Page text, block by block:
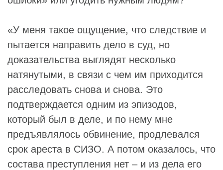
«У меня такое ощущение, что следствие и
пытается направить дело в суд, но
доказательства выглядят несколько
натянутыми, в связи с чем им приходится
расследовать снова и снова. Это
подтверждается одним из эпизодов,
который был в деле, и по нему мне
предъявлялось обвинение, продлевался
срок ареста в СИЗО. А потом оказалось, что
состава преступления нет – и из дела его